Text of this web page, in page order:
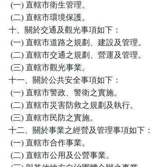
(一) 直轄市衛生管理。
(二) 直轄市環境保護。
十、關於交通及觀光事項如下：
(一) 直轄市道路之規劃、建設及管理。
(二) 直轄市交通之規劃、營運及管理。
(三) 直轄市觀光事業。
十一、關於公共安全事項如下：
(一) 直轄市警政、警衛之實施。
(二) 直轄市災害防救之規劃及執行。
(三) 直轄市民防之實施。
十二、關於事業之經營及管理事項如下：
(一) 直轄市合作事業。
(二) 直轄市公用及公營事業。